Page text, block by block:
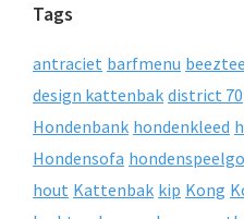
Tags
antraciet barfmenu
design kattenbak district 70
Hondenbank hondenkleed
Hondensofa
hout Kattenbak kip Kong